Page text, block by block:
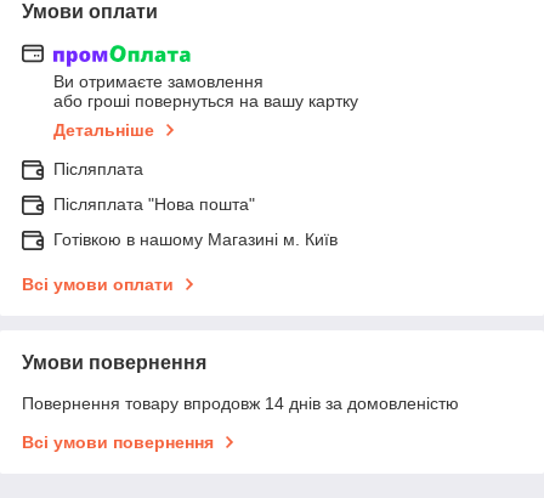
Умови оплати
Ви отримаєте замовлення
або гроші повернуться на вашу картку
Детальніше
Післяплата
Післяплата "Нова пошта"
Готівкою в нашому Магазині м. Київ
Всі умови оплати
Умови повернення
Повернення товару впродовж 14 днів за домовленістю
Всі умови повернення